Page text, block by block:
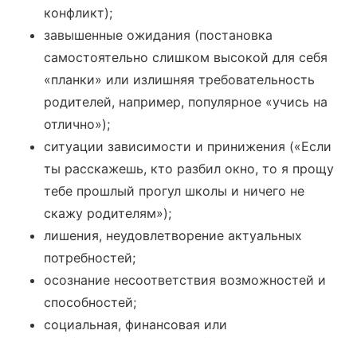
конфликт);
завышенные ожидания (постановка
самостоятельно слишком высокой для себя
«планки» или излишняя требовательность
родителей, например, популярное «учись на
отлично»);
ситуации зависимости и принижения («Если
ты расскажешь, кто разбил окно, то я прощу
тебе прошлый прогул школы и ничего не
скажу родителям»);
лишения, неудовлетворение актуальных
потребностей;
осознание несоответствия возможностей и
способностей;
социальная, финансовая или